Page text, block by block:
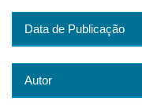
Data de Publicação
Autor